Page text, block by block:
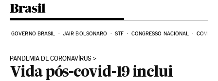
Brasil
GOVERNO BRASIL JAIR BOLSONARO STF CONGRESSO NACIONAL COVID-
PANDEMIA DE CORONAVÍRUS
Vida pós-covid-19 inclui